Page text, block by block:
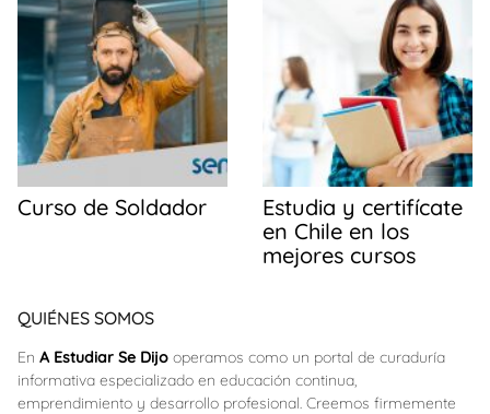
Curso de Soldador
Estudia y certifícate
en Chile en los
mejores cursos
QUIÉNES SOMOS
En A Estudiar Se Dijo operamos como un portal de curaduría
informativa especializado en educación continua,
emprendimiento y desarrollo profesional. Creemos firmemente